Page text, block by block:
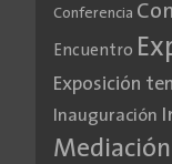
Conferencia
Encuentro
Exposición
Inauguración